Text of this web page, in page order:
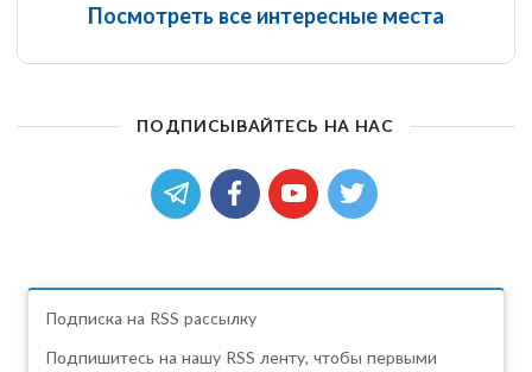
Посмотреть все интересные места
ПОДПИСЫВАЙТЕСЬ НА НАС
Подписка на RSS рассылку
Подпишитесь на нашу RSS ленту, чтобы первыми